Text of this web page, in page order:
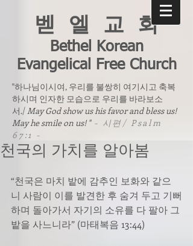
벧 엘 교 회
Bethel Korean
Evangelical Free Church
"하나님이시여, 우리를 불쌍히 여기시고 축복
하시며 인자한 모습으로 우리를 바라보소
서./May God show us his favor and bless us!
May he smile on us! " - 시편/ Psalm
67:1 -
천국의 가치를 알아봄
“천국은 마치 밭에 감추인 보화와 같으
니 사람이 이를 발견한 후 숨겨 두고 기뻐
하며 돌아가서 자기의 소유를 다 팔아 그
밭을 사느니라” (마태복음 13:44)